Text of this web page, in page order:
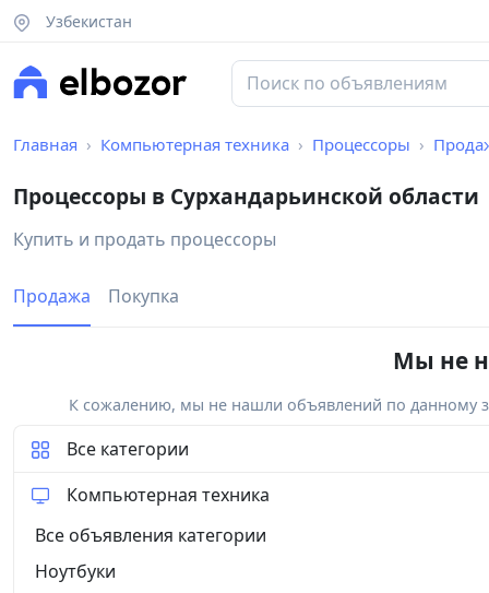
Узбекистан
Главная Компьютерная техника Процессоры
Процессоры в Сурхандарьинской области
Купить и продать процессоры
Продажа Покупка
Мы не
К сожалению, мы не нашли объявлений по данному
Все категории
Компьютерная техника
Все объявления категории
Ноутбуки